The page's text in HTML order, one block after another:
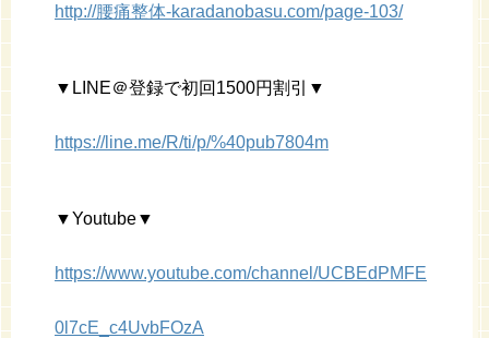
http://腰痛整体-karadanobasu.com/page-103/
▼LINE＠登録で初回1500円割引▼
https://line.me/R/ti/p/%40pub7804m
▼Youtube▼
https://www.youtube.com/channel/UCBEdPMFE
0l7cE_c4UvbFOzA